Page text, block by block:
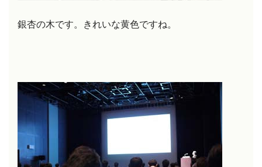
銀杏の木です。きれいな黄色ですね。